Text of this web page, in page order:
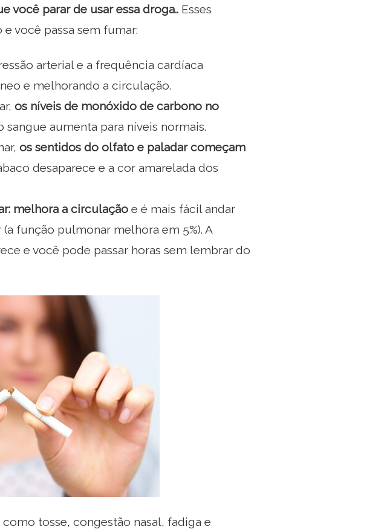
você parar de usar essa droga.. Esses
você passa sem fumar:
arterial e a frequência cardíaca
e melhorando a circulação.
os níveis de monóxido de carbono no
aumenta para níveis normais.
os sentidos do olfato e paladar começam
desaparece e a cor amarelada dos
melhora a circulação e é mais fácil andar
função pulmonar melhora em 5%). A
e você pode passar horas sem lembrar do
tosse, congestão nasal, fadiga e